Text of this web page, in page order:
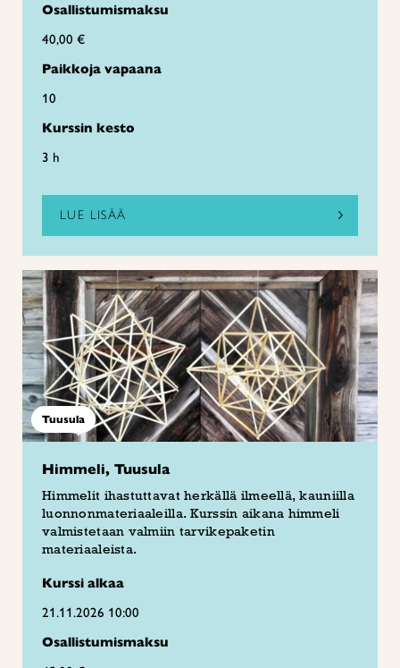
Osallistumismaksu
40,00 €
Paikkoja vapaana
10
Kurssin kesto
3 h
LUE LISÄÄ
Tuusula
Himmeli, Tuusula
Himmelit ihastuttavat herkällä ilmeellä, kauniilla
luonnonmateriaaleilla. Kurssin aikana himmeli
valmistetaan valmiin tarvikepaketin
materiaaleista.
Kurssi alkaa
21.11.2026 10:00
Osallistumismaksu